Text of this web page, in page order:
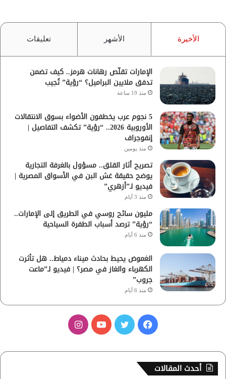
الأخيرة الأشهر تعليقات
الإمارات تقلّص رهانات هرمز.. كيف تضمن
تدفق ملايين البراميل؟ “رؤية” تُجيب
منذ 19 ساعة
5 نجوم عرب يخطفون الأضواء بسوق الانتقالات
الأوروبية 2026.. “رؤية” تكشف التفاصيل |
إنفوجراف
منذ يومين
تصريح أثار القلق.. مسؤول بالغرفة التجارية
يوضح حقيقة غش البن في الأسواق المصرية |
فيديو لـ”أزهري”
منذ 3 أيام
مليون سائح روسي في الطريق إلى الإمارات..
“رؤية” ترصد أسباب الطفرة السياحية
منذ 6 أيام
الغموض يحيط بحادث ميناء دمياط.. هل تأثرت
الكهرباء والغاز في مصر؟ | فيديو لـ”ماعت
جروب”
منذ 6 أيام
س
أحدث المقالات